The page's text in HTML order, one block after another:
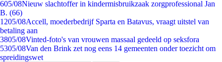
605/08Nieuw slachtoffer in kindermisbruikzaak zorgprofessional Jan
B. (66)
1205/08Accell, moederbedrijf Sparta en Batavus, vraagt uitstel van
betaling aan
3805/08Vinted-foto's van vrouwen massaal gedeeld op seksfora
5305/08Van den Brink zet nog eens 14 gemeenten onder toezicht om
spreidingswet